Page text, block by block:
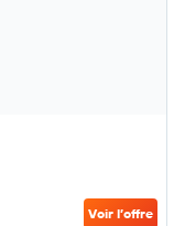
Voir l’offre